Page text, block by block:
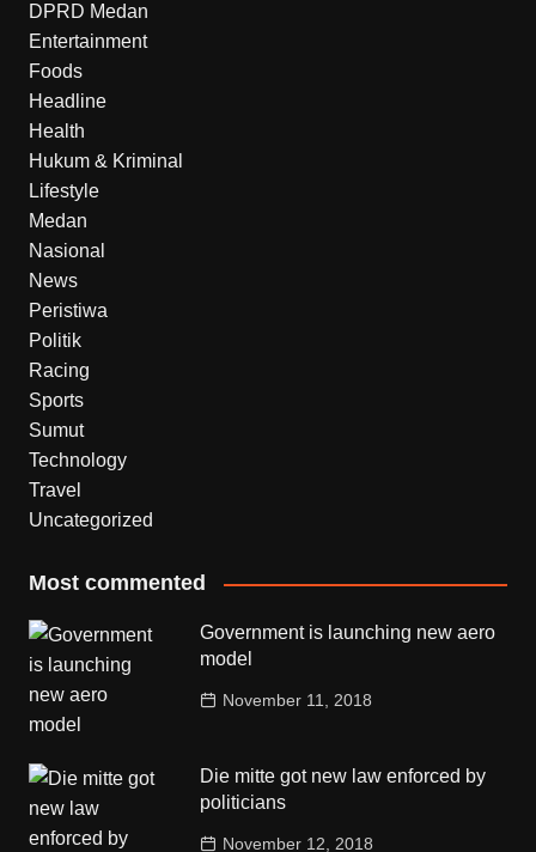
DPRD Medan
Entertainment
Foods
Headline
Health
Hukum & Kriminal
Lifestyle
Medan
Nasional
News
Peristiwa
Politik
Racing
Sports
Sumut
Technology
Travel
Uncategorized
Most commented
Government is launching new aero
model
November 11, 2018
Die mitte got new law enforced by
politicians
November 12, 2018